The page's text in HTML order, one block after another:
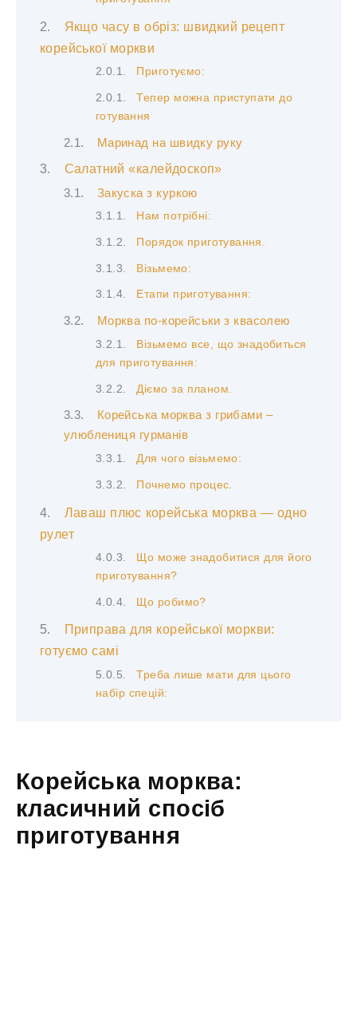
Якщо часу в обріз: швидкий рецепт
корейської моркви
Приготуємо:
Тепер можна приступати до
готування
Маринад на швидку руку
Салатний «калейдоскоп»
Закуска з куркою
Нам потрібні:
Порядок приготування.
Візьмемо:
Етапи приготування:
Морква по-корейськи з квасолею
Візьмемо все, що знадобиться
для приготування:
Діємо за планом.
Корейська морква з грибами –
улюблениця гурманів
Для чого візьмемо:
Почнемо процес.
Лаваш плюс корейська морква — одно
рулет
Що може знадобитися для його
приготування?
Що робимо?
Приправа для корейської моркви:
готуємо самі
Треба лише мати для цього
набір спецій:
Корейська морква:
класичний спосіб
приготування